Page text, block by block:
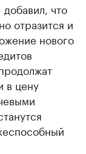
что
отразится и
нового
в цену